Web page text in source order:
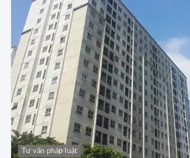
Tư vấn pháp luật